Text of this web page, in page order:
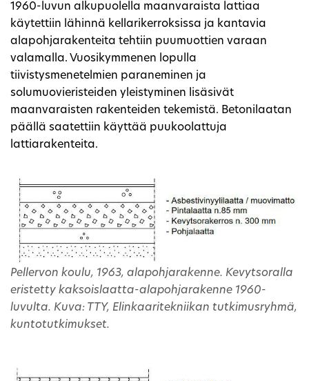
1960-luvun alkupuolella maanvaraista lattiaa
käytettiin lähinnä kellarikerroksissa ja kantavia
alapohjarakenteita tehtiin puumuottien varaan
valamalla. Vuosikymmenen lopulla
tiivistysmenetelmien paraneminen ja
solumuovieristeiden yleistyminen lisäsivät
maanvaraisten rakenteiden tekemistä. Betonilaatan
päällä saatettiin käyttää puukoolattuja
lattiarakenteita.
Pellervon koulu, 1963, alapohjarakenne. Kevytsoralla
eristetty kaksoislaatta-alapohjarakenne 1960-
luvulta. Kuva: TTY, Elinkaaritekniikan tutkimusryhmä,
kuntotutkimukset.